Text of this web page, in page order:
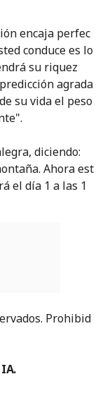
encaja perfec
conduce es lo
su riquez
agrada
su vida el peso
diciendo:
Ahora est
el día 1 a las 1
Prohibid